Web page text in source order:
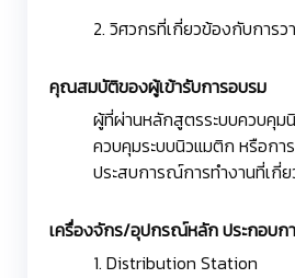
2. วิศวกรที่เกี่ยวข้องกับการ
คุณสมบัติของผู้เข้ารับการอบรม
ผู้ที่ผ่านหลักสูตรระบบควบคุม
ควบคุมระบบนิวแมติก หรือก
ประสบการณ์การทำงานที่เกี่
เครื่องจักร/อุปกรณ์หลัก ประกอบก
1. Distribution Station